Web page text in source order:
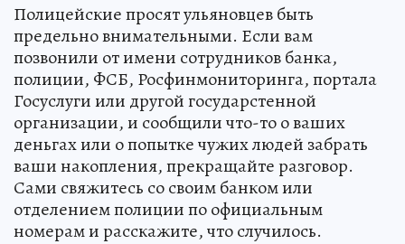
Полицейские просят ульяновцев быть
предельно внимательными. Если вам
позвонили от имени сотрудников банка,
полиции, ФСБ, Росфинмониторинга, портала
Госуслуги или другой государстенной
организации, и сообщили что-то о ваших
деньгах или о попытке чужих людей забрать
ваши накопления, прекращайте разговор.
Сами свяжитесь со своим банком или
отделением полиции по официальным
номерам и расскажите, что случилось.